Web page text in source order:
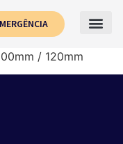
/ 120mm